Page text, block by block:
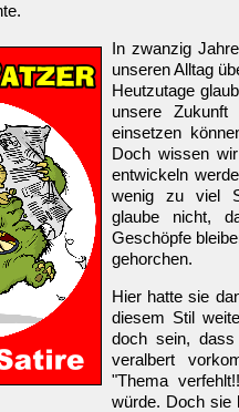
In zwanzig
unseren Alltag
Heutzutage
unsere
einsetzen
Doch wissen
entwickeln
wenig zu viel
glaube nicht,
Geschöpfe
gehorchen.
Hier hatte sie
diesem Stil
doch sein, dass
veralbert
"Thema
würde. Doch sie